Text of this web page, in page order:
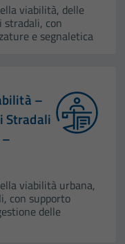
viabilità, delle
stradali, con
e segnaletica
–
Stradali
viabilità urbana,
con supporto
delle